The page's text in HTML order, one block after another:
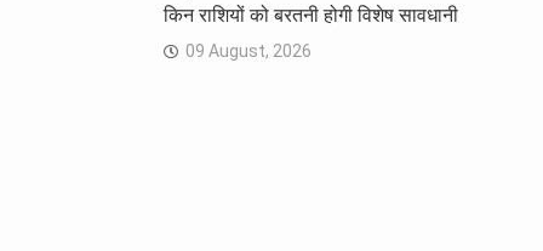
किन राशियों को बरतनी होगी विशेष सावधानी
09 August, 2026